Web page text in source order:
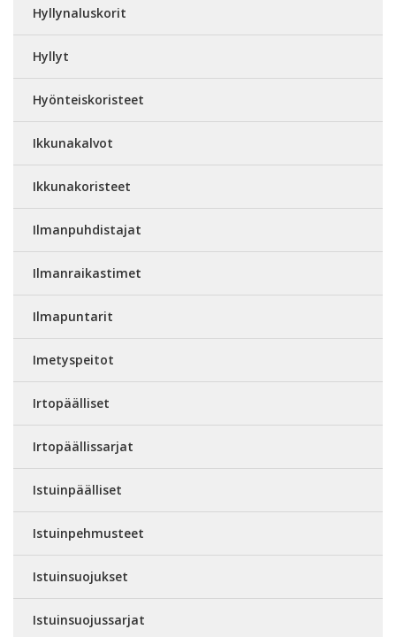
Hyllynaluskorit
Hyllyt
Hyönteiskoristeet
Ikkunakalvot
Ikkunakoristeet
Ilmanpuhdistajat
Ilmanraikastimet
Ilmapuntarit
Imetyspeitot
Irtopäälliset
Irtopäällissarjat
Istuinpäälliset
Istuinpehmusteet
Istuinsuojukset
Istuinsuojussarjat